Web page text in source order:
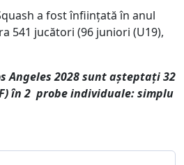
a fost înființată în anul
541 jucători (96 juniori (U19),
Angeles 2028 sunt așteptați 32
în 2 probe individuale: simplu